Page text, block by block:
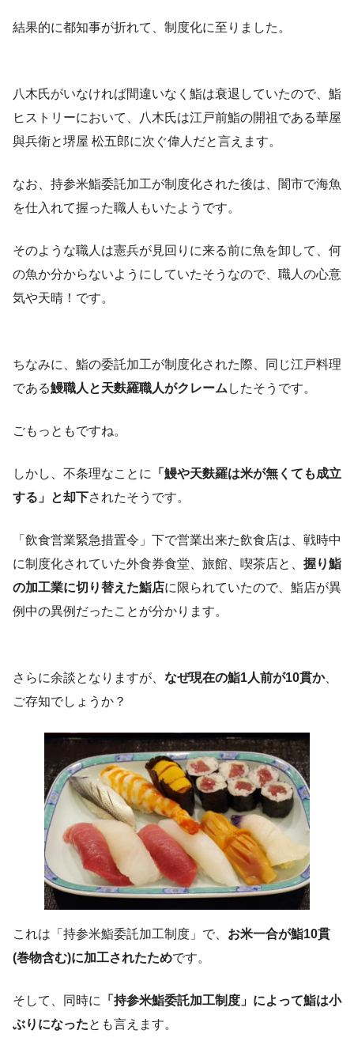
結果的に都知事が折れて、制度化に至りました。
八木氏がいなければ間違いなく鮨は衰退していたので、鮨
ヒストリーにおいて、八木氏は江戸前鮨の開祖である華屋
與兵衛と堺屋 松五郎に次ぐ偉人だと言えます。
なお、持参米鮨委託加工が制度化された後は、闇市で海魚
を仕入れて握った職人もいたようです。
そのような職人は憲兵が見回りに来る前に魚を卸して、何
の魚か分からないようにしていたそうなので、職人の心意
気や天晴！です。
ちなみに、鮨の委託加工が制度化された際、同じ江戸料理
である鰻職人と天麩羅職人がクレーム したそうです。
ごもっともですね。
しかし、不条理なことに
「鰻や天麩羅は米が無くても成立
する」と却下されたそうです。
「飲食営業緊急措置令」下で営業出来た飲食店は、戦時中
に制度化されていた外食券食堂、旅館、喫茶店と、 握り鮨
の加工業に切り替えた鮨店に限られていたので、鮨店が異
例中の異例だったことが分かります。
さらに余談となりますが、 なぜ現在の鮨1人前が10貫か、
ご存知でしょうか？
これは「持参米鮨委託加工制度」で、 お米一合が鮨10貫
(巻物含む)に加工されたためです。
そして、同時に
「持参米鮨委託加工制度」によって鮨は小
ぶりになったとも言えます。